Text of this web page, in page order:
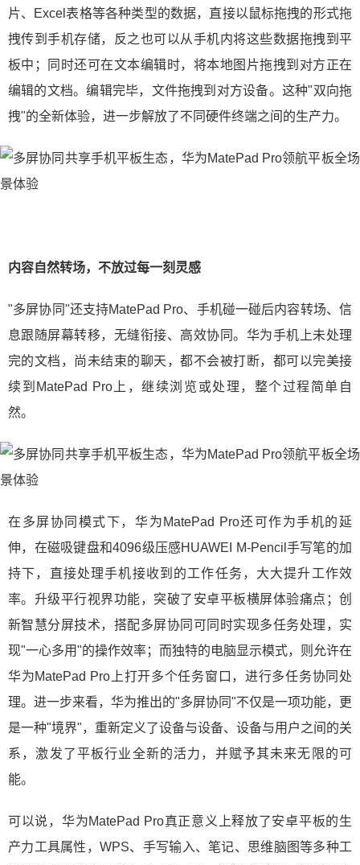
片、Excel表格等各种类型的数据，直接以鼠标拖拽的形式拖
拽传到手机存储，反之也可以从手机内将这些数据拖拽到平
板中；同时还可在文本编辑时，将本地图片拖拽到对方正在
编辑的文档。编辑完毕，文件拖拽到对方设备。这种"双向拖
拽"的全新体验，进一步解放了不同硬件终端之间的生产力。
内容自然转场，不放过每一刻灵感
"多屏协同"还支持MatePad Pro、手机碰一碰后内容转场、信
息跟随屏幕转移，无缝衔接、高效协同。华为手机上未处理
完的文档，尚未结束的聊天，都不会被打断，都可以完美接
续到MatePad Pro上，继续浏览或处理，整个过程简单自
然。
在多屏协同模式下，华为MatePad Pro还可作为手机的延
伸，在磁吸键盘和4096级压感HUAWEI M-Pencil手写笔的加
持下，直接处理手机接收到的工作任务，大大提升工作效
率。升级平行视界功能，突破了安卓平板横屏体验痛点；创
新智慧分屏技术，搭配多屏协同可同时实现多任务处理，实
现"一心多用"的操作效率；而独特的电脑显示模式，则允许在
华为MatePad Pro上打开多个任务窗口，进行多任务协同处
理。进一步来看，华为推出的"多屏协同"不仅是一项功能，更
是一种"境界"，重新定义了设备与设备、设备与用户之间的关
系，激发了平板行业全新的活力，并赋予其未来无限的可
能。
可以说，华为MatePad Pro真正意义上释放了安卓平板的生
产力工具属性，WPS、手写输入、笔记、思维脑图等多种工